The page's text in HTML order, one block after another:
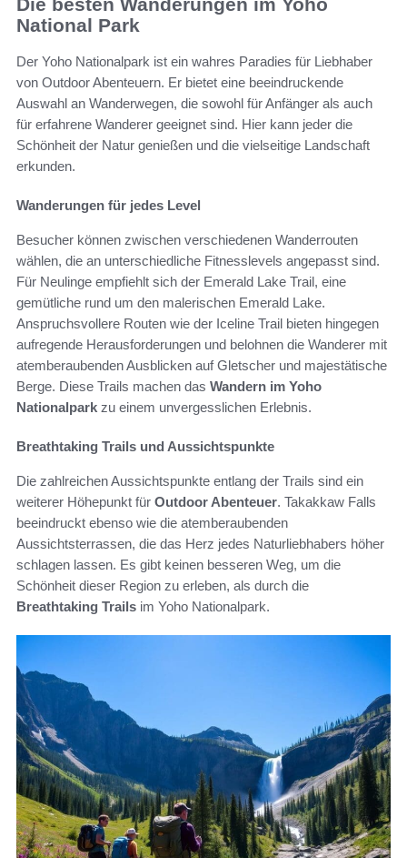
National Park
Der Yoho Nationalpark ist ein wahres Paradies für Liebhaber
von Outdoor Abenteuern. Er bietet eine beeindruckende
Auswahl an Wanderwegen, die sowohl für Anfänger als auch
für erfahrene Wanderer geeignet sind. Hier kann jeder die
Schönheit der Natur genießen und die vielseitige Landschaft
erkunden.
Wanderungen für jedes Level
Besucher können zwischen verschiedenen Wanderrouten
wählen, die an unterschiedliche Fitnesslevels angepasst sind.
Für Neulinge empfiehlt sich der Emerald Lake Trail, eine
gemütliche rund um den malerischen Emerald Lake.
Anspruchsvollere Routen wie der Iceline Trail bieten hingegen
aufregende Herausforderungen und belohnen die Wanderer mit
atemberaubenden Ausblicken auf Gletscher und majestätische
Berge. Diese Trails machen das Wandern im Yoho
Nationalpark zu einem unvergesslichen Erlebnis.
Breathtaking Trails und Aussichtspunkte
Die zahlreichen Aussichtspunkte entlang der Trails sind ein
weiterer Höhepunkt für Outdoor Abenteuer. Takakkaw Falls
beeindruckt ebenso wie die atemberaubenden
Aussichtsterrassen, die das Herz jedes Naturliebhabers höher
schlagen lassen. Es gibt keinen besseren Weg, um die
Schönheit dieser Region zu erleben, als durch die
Breathtaking Trails im Yoho Nationalpark.